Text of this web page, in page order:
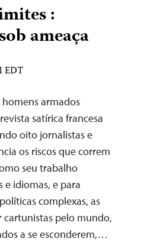
:
ameaça
EDT
armados
satírica francesa
oito jornalistas e
os riscos que correm
seu trabalho
idiomas, e para
complexas, as
cartunistas pelo mundo,
a se esconderem,…